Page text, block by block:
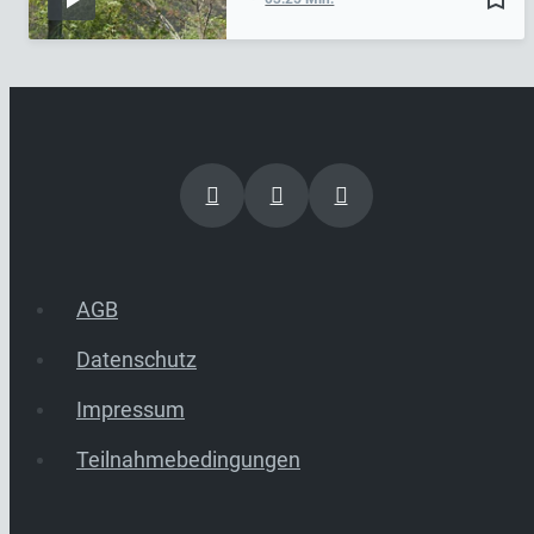
AGB
Datenschutz
Impressum
Teilnahmebedingungen